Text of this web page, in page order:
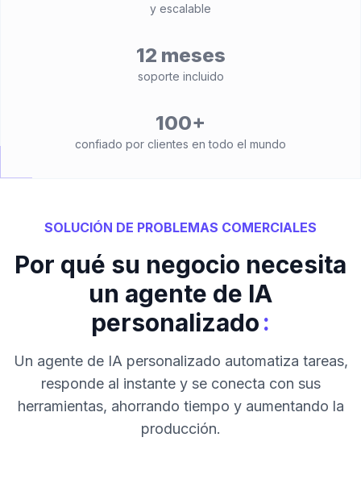
y escalable
12 meses
soporte incluido
100+
confiado por clientes en todo el mundo
SOLUCIÓN DE PROBLEMAS COMERCIALES
Por qué su negocio necesita
un agente de IA
personalizado:
Un agente de IA personalizado automatiza tareas,
responde al instante y se conecta con sus
herramientas, ahorrando tiempo y aumentando la
producción.